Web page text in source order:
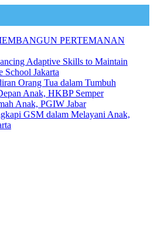
PERTEMANAN
Adaptive Skills to Maintain
School Jakarta
Orang Tua dalam Tumbuh
Anak, HKBP Semper
Anak, PGIW Jabar
GSM dalam Melayani Anak,